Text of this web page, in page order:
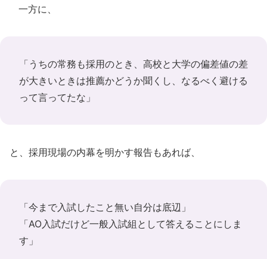
一方に、
「うちの常務も採用のとき、高校と大学の偏差値の差
が大きいときは推薦かどうか聞くし、なるべく避ける
って言ってたな」
と、採用現場の内幕を明かす報告もあれば、
「今まで入試したこと無い自分は底辺」
「AO入試だけど一般入試組として答えることにしま
す」